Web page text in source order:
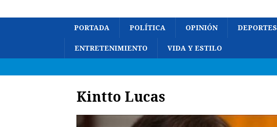
PORTADA POLÍTICA OPINIÓN DEPORTES
ENTRETENIMIENTO VIDA Y ESTILO
Kintto Lucas